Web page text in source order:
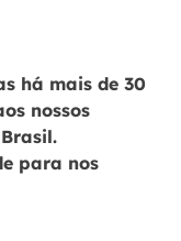
há mais de 30
nossos
para nos